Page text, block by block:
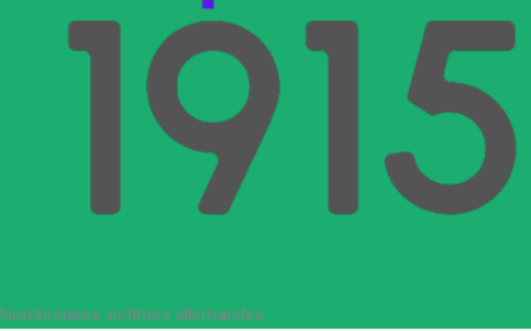
Nombreuses victimes allemandes